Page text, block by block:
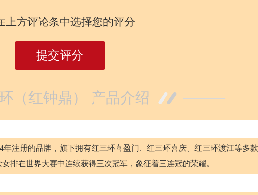
上方评论条中选择您的评分
提交评分
（红钟鼎） 产品介绍
年注册的品牌，旗下拥有红三环喜盈门、红三环喜庆、红三环渡江等多款
排在世界大赛中连续获得三次冠军，象征着三连冠的荣耀。